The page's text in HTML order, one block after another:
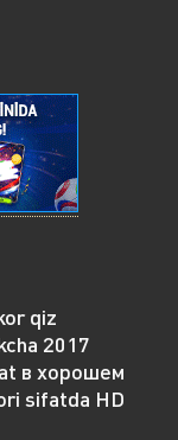
qiz
2017
в хорошем
sifatda HD